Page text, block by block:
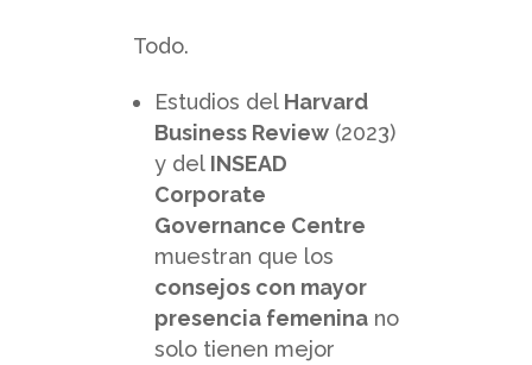
Todo.
Estudios del Harvard
Business Review (2023)
y del INSEAD
Corporate
Governance Centre
muestran que los
consejos con mayor
presencia femenina no
solo tienen mejor